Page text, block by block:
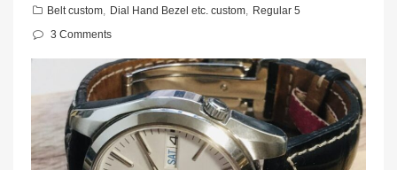
o
e
d
o
n
Belt custom, Dial Hand Bezel etc. custom, Regular 5
3 Comments